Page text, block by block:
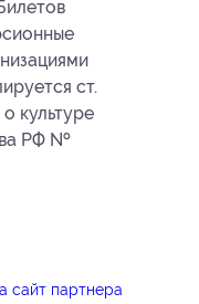
ст.
культуре
РФ №
сайт партнера